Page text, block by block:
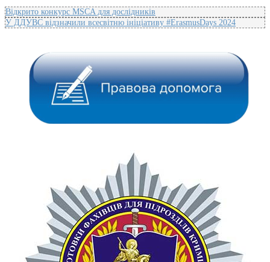
Відкрито конкурс MSCA для дослідників
У ДДУВС відзначили всесвітню ініціативу #ErasmusDays 2024